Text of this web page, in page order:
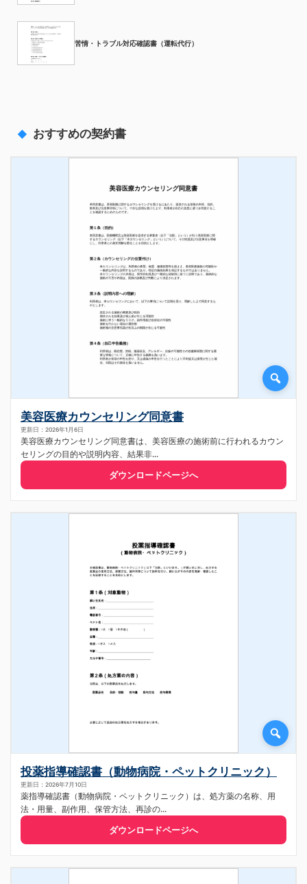
苦情・トラブル対応確認書（運転代行）
おすすめの契約書
美容医療カウンセリング同意書
更新日：2026年1月6日
美容医療カウンセリング同意書は、美容医療の施術前に行われるカウン
セリングの目的や説明内容、結果非...
ダウンロードページへ
投薬指導確認書（動物病院・ペットクリニック）
更新日：2026年7月10日
薬指導確認書（動物病院・ペットクリニック）は、処方薬の名称、用
法・用量、副作用、保管方法、再診の...
ダウンロードページへ